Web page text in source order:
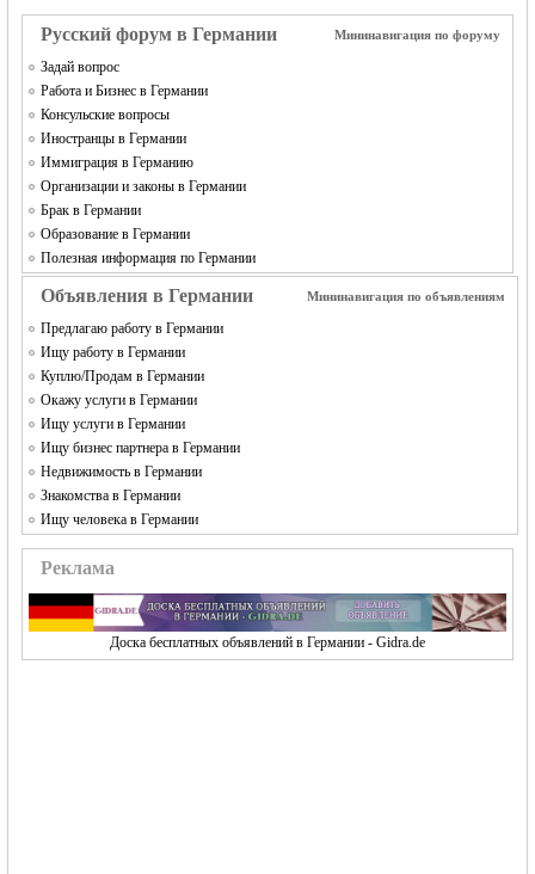
Русский форум в Германии Мининавигация по форуму
Задай вопрос
Работа и Бизнес в Германии
Консульские вопросы
Иностранцы в Германии
Иммиграция в Германию
Организации и законы в Германии
Брак в Германии
Образование в Германии
Полезная информация по Германии
Объявления в Германии Мининавигация по объявлениям
Предлагаю работу в Германии
Ищу работу в Германии
Куплю/Продам в Германии
Окажу услуги в Германии
Ищу услуги в Германии
Ищу бизнес партнера в Германии
Недвижимость в Германии
Знакомства в Германии
Ищу человека в Германии
Реклама
Доска бесплатных объявлений в Германии - Gidra.de